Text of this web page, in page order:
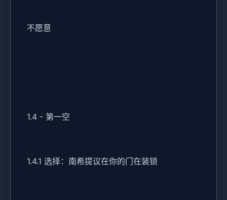
不愿意
1.4 - 第一空
1.4.1 选择：南希提议在你的门在装锁